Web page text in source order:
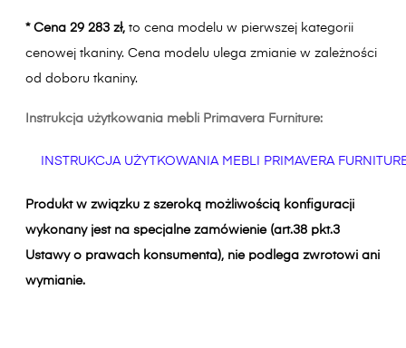
* Cena 29 283 zł, to cena modelu w pierwszej kategorii
cenowej tkaniny. Cena modelu ulega zmianie w zależności
od doboru tkaniny.
Instrukcja użytkowania mebli Primavera Furniture:
INSTRUKCJA UŻYTKOWANIA MEBLI PRIMAVERA
Produkt w związku z szeroką możliwością konfiguracji
wykonany jest na specjalne zamówienie (art.38 pkt.3
Ustawy o prawach konsumenta), nie podlega zwrotowi ani
wymianie.